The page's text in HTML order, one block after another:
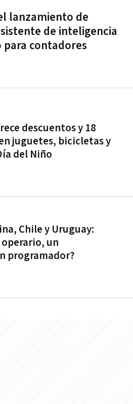
lanzamiento de
de inteligencia
contadores
descuentos y 18
juguetes, bicicletas y
del Niño
Chile y Uruguay:
un
programador?